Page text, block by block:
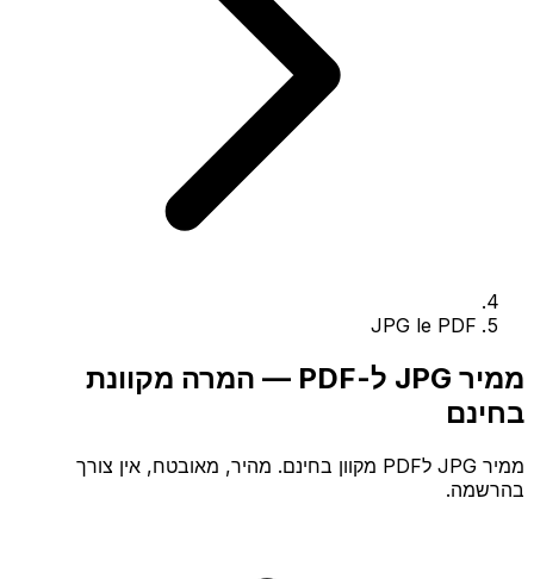
JPG le PDF
ממיר JPG ל-PDF — המרה מקוונת
בחינם
ממיר JPG לPDF מקוון בחינם. מהיר, מאובטח, אין צורך
בהרשמה.